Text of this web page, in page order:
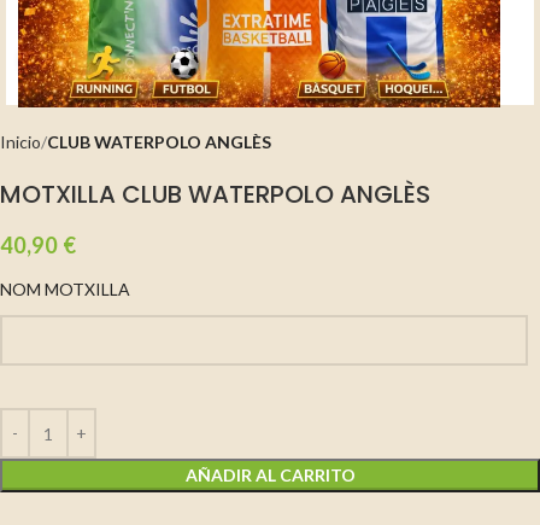
Clic para ampliar
Inicio CLUB WATERPOLO ANGLÈS
MOTXILLA CLUB WATERPOLO ANGLÈS
40,90 €
NOM MOTXILLA
AÑADIR AL CARRITO